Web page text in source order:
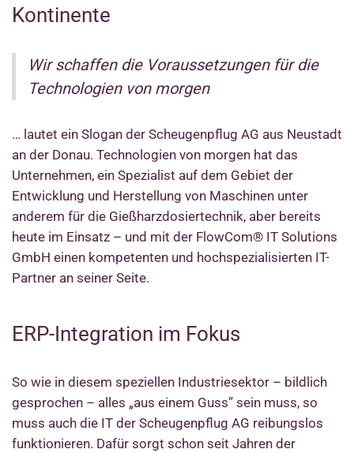
Kontinente
Wir schaffen die Voraussetzungen für die
Technologien von morgen
… lautet ein Slogan der Scheugenpflug AG aus Neustadt
an der Donau. Technologien von morgen hat das
Unternehmen, ein Spezialist auf dem Gebiet der
Entwicklung und Herstellung von Maschinen unter
anderem für die Gießharzdosiertechnik, aber bereits
heute im Einsatz – und mit der FlowCom® IT Solutions
GmbH einen kompetenten und hochspezialisierten IT-
Partner an seiner Seite.
ERP-Integration im Fokus
So wie in diesem speziellen Industriesektor – bildlich
gesprochen – alles „aus einem Guss” sein muss, so
muss auch die IT der Scheugenpflug AG reibungslos
funktionieren. Dafür sorgt schon seit Jahren der